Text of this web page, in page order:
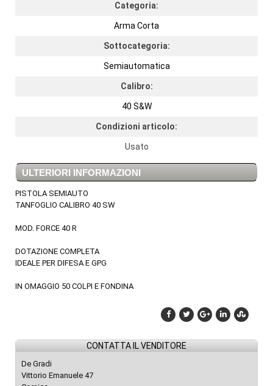
Categoria:
Arma Corta
Sottocategoria:
Semiautomatica
Calibro:
40 S&W
Condizioni articolo:
Usato
ULTERIORI INFORMAZIONI
PISTOLA SEMIAUTO
TANFOGLIO CALIBRO 40 SW
MOD. FORCE 40 R
DOTAZIONE COMPLETA
IDEALE PER DIFESA E GPG
IN OMAGGIO 50 COLPI E FONDINA
CONTATTA IL VENDITORE
De Gradi
Vittorio Emanuele 47